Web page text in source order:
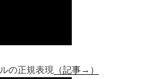
の正規表現 （記事→）